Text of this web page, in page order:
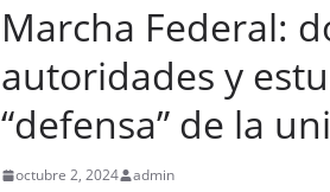
Marcha Federal:
autoridades y
“defensa” de la
octubre 2, 2024 admin